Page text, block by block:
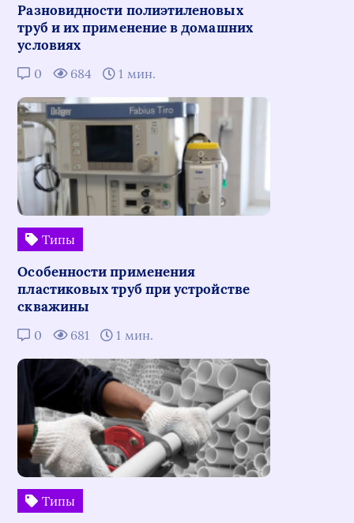
Разновидности полиэтиленовых
труб и их применение в домашних
условиях
0 684 1 мин.
Типы
Особенности применения
пластиковых труб при устройстве
скважины
0 681 1 мин.
Типы